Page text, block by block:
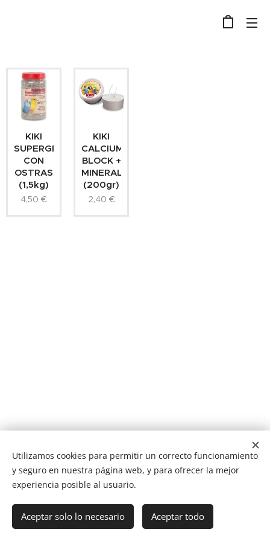
KIKI
SUPERGRIT
CON
OSTRAS
(1,5kg)
4,50 €
KIKI
CALCIUM
BLOCK +
MINERALES
(200gr)
2,40 €
NUCAN mascotas
Tf.666351543 Cookies
Utilizamos cookies para permitir un correcto funcionamiento
y seguro en nuestra página web, y para ofrecer la mejor
experiencia posible al usuario.
Aceptar solo lo necesario Aceptar todo